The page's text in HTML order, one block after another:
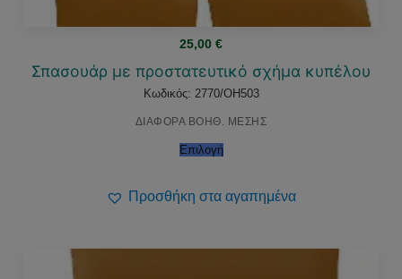
25,00 €
Σπασουάρ με προστατευτικό σχήμα κυπέλου
Κωδικός: 2770/OH503
ΔΙΑΦΟΡΑ ΒΟΗΘ. ΜΕΣΗΣ
Επιλογή
Προσθήκη στα αγαπημένα